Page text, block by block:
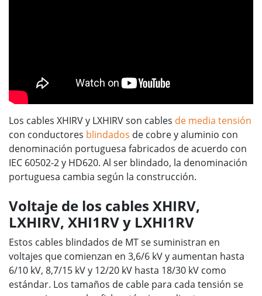
Los cables XHIRV y LXHIRV son cables de media tensión
con conductores blindados de cobre y aluminio con
denominación portuguesa fabricados de acuerdo con
IEC 60502-2 y HD620. Al ser blindado, la denominación
portuguesa cambia según la construcción.
Voltaje de los cables XHIRV,
LXHIRV, XHI1RV y LXHI1RV
Estos cables blindados de MT se suministran en
voltajes que comienzan en 3,6/6 kV y aumentan hasta
6/10 kV, 8,7/15 kV y 12/20 kV hasta 18/30 kV como
estándar. Los tamaños de cable para cada tensión se